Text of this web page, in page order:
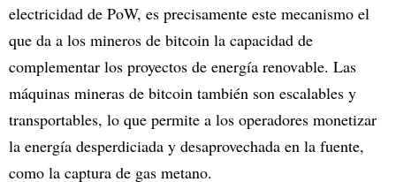
electricidad de PoW, es precisamente este mecanismo el
que da a los mineros de bitcoin la capacidad de
complementar los proyectos de energía renovable. Las
máquinas mineras de bitcoin también son escalables y
transportables, lo que permite a los operadores monetizar
la energía desperdiciada y desaprovechada en la fuente,
como la captura de gas metano.